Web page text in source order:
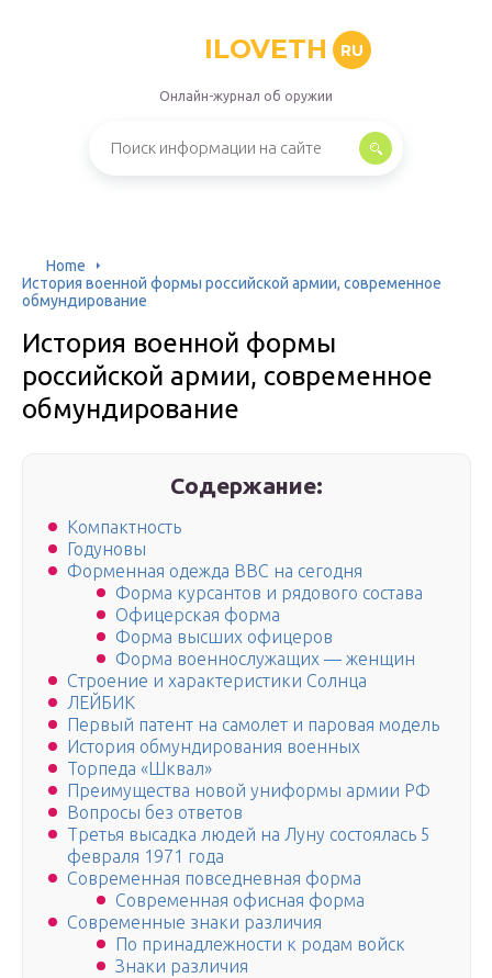
ILOVETH RU
Онлайн-журнал об оружии
Home
История военной формы российской армии, современное
обмундирование
История военной формы
российской армии, современное
обмундирование
Содержание:
Компактность
Годуновы
Форменная одежда ВВС на сегодня
Форма курсантов и рядового состава
Офицерская форма
Форма высших офицеров
Форма военнослужащих — женщин
Строение и характеристики Солнца
ЛЕЙБИК
Первый патент на самолет и паровая модель
История обмундирования военных
Торпеда «Шквал»
Преимущества новой униформы армии РФ
Вопросы без ответов
Третья высадка людей на Луну состоялась 5
февраля 1971 года
Современная повседневная форма
Современная офисная форма
Современные знаки различия
По принадлежности к родам войск
Знаки различия